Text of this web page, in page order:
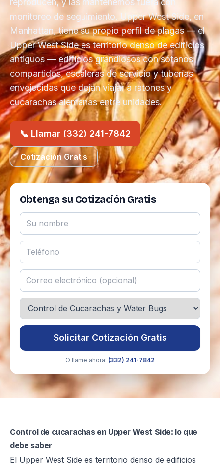
reproducen, y las mantenemos fuera con
monitoreo de seguimiento. Upper West Side, en
Manhattan, tiene su propio perfil de plagas — el
Upper West Side es territorio denso de edificios
antiguos — edificios grandiosos con sótanos
compartidos, escaleras de servicio y tuberías
envejecidas que dejan viajar a ratones y
cucarachas alemanas entre unidades.
📞 Llamar (332) 241-7842
Cotización Gratis
Obtenga su Cotización Gratis
Solicitar Cotización Gratis
O llame ahora: (332) 241-7842
Control de cucarachas en Upper West Side: lo que
debe saber
El Upper West Side es territorio denso de edificios